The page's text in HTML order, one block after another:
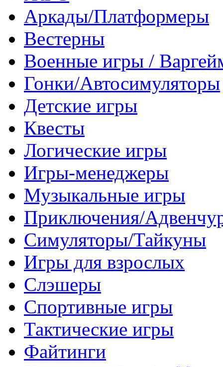
Аркады/Платформеры
Вестерны
Военные игры /
Гонки/Автосимуляторы
Детские игры
Квесты
Логические игры
Игры-менеджеры
Музыкальные игры
Приключения/
Симуляторы/Тайкуны
Игры для взрослых
Слэшеры
Спортивные игры
Тактические игры
Файтинги